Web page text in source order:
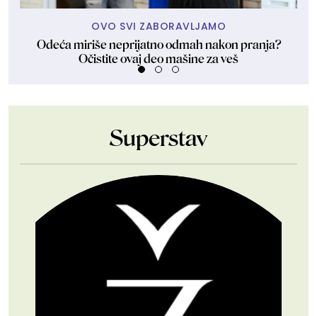
OVO SVI ZABORAVLJAMO
Odeća miriše neprijatno odmah nakon pranja?
Očistite ovaj deo mašine za veš
Superstav